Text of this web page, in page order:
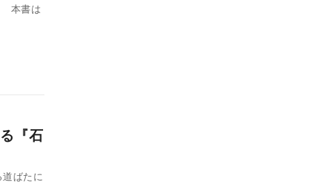
『石
ばたに